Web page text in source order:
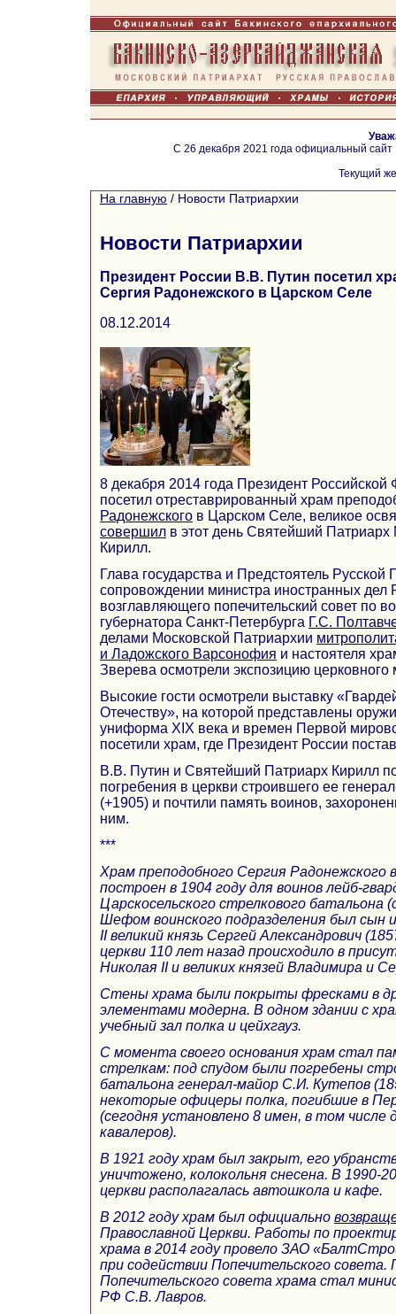
С 26 декабря 2021 года официальный
Текущий
На главную / Новости Патриархии
Новости Патриархии
Президент России В.В. Путин посетил
Сергия Радонежского в Царском Селе
08.12.2014
8 декабря 2014 года Президент
посетил отреставрированный храм
Радонежского в Царском Селе, великое
совершил в этот день Святейший Патриарх
Кирилл.
Глава государства и Предстоятель
сопровождении министра иностранных
возглавляющего попечительский совет по
губернатора Санкт-Петербурга Г.С.
делами Московской Патриархии
и Ладожского Варсонофия и настоятеля
Зверева осмотрели экспозицию церковного
Высокие гости осмотрели выставку
Отечеству», на которой представлены
униформа XIX века и времен Первой
посетили храм, где Президент России
В.В. Путин и Святейший Патриарх Кирилл
погребения в церкви строившего ее
(+1905) и почтили память воинов,
ним.
***
Храм преподобного Сергия Радонежского
построен в 1904 году для воинов лейб-
Царскосельского стрелкового батальона
Шефом воинского подразделения был сын
II великий князь Сергей Александрович
церкви 110 лет назад происходило в
Николая II и великих князей Владимира и
Стены храма были покрыты фресками в
элементами модерна. В одном здании с
учебный зал полка и цейхгауз.
С момента своего основания храм стал
стрелкам: под спудом были погребены
батальона генерал-майор С.И. Кутепов
некоторые офицеры полка, погибшие в
(сегодня установлено 8 имен, в том числе
кавалеров).
В 1921 году храм был закрыт, его
уничтожено, колокольня снесена. В 1990-
церкви располагалась автошкола и кафе.
В 2012 году храм был официально
Православной Церкви. Работы по
храма в 2014 году провело ЗАО
при содействии Попечительского совета.
Попечительского совета храма стал
РФ С.В. Лавров.